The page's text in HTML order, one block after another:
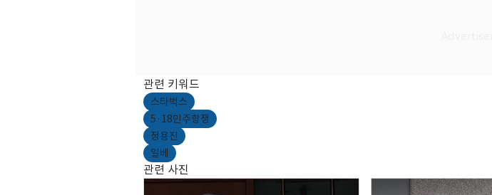
관련 키워드
스타벅스
5·18민주항쟁
정용진
일베
관련 사진